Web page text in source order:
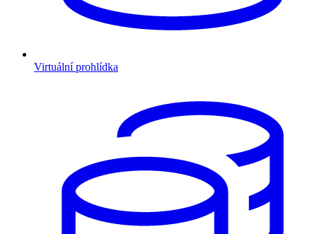
Virtuální prohlídka